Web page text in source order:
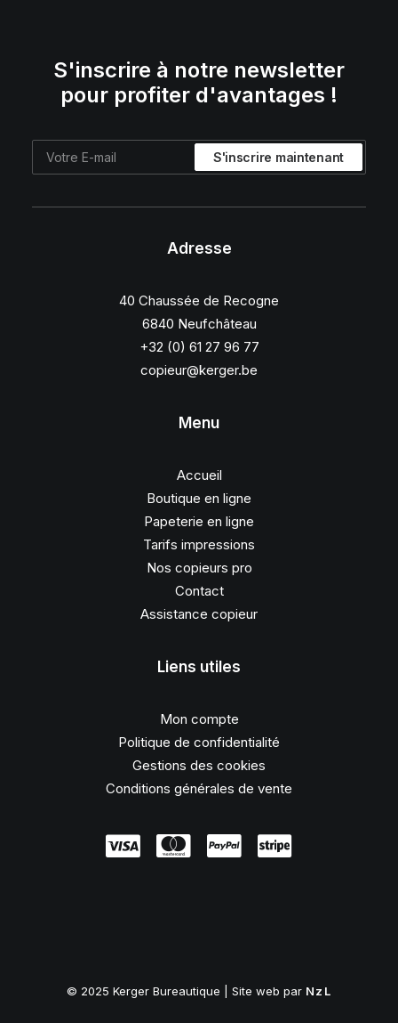
S'inscrire à notre newsletter
pour profiter d'avantages !
Adresse
40 Chaussée de Recogne
6840 Neufchâteau
+32 (0) 61 27 96 77
copieur@kerger.be
Menu
Accueil
Boutique en ligne
Papeterie en ligne
Tarifs impressions
Nos copieurs pro
Contact
Assistance copieur
Liens utiles
Mon compte
Politique de confidentialité
Gestions des cookies
Conditions générales de vente
© 2025 Kerger Bureautique | Site web par NzL